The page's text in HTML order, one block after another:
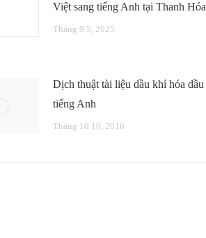
Việt sang tiếng Anh tại Thanh Hóa
Tháng 9 5, 2025
Dịch thuật tài liệu dầu khí hóa dầu
tiếng Anh
Tháng 10 10, 2016